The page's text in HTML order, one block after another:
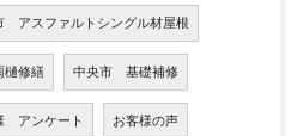
アスファルトシングル材屋根
修繕 中央市 基礎補修
アンケート お客様の声